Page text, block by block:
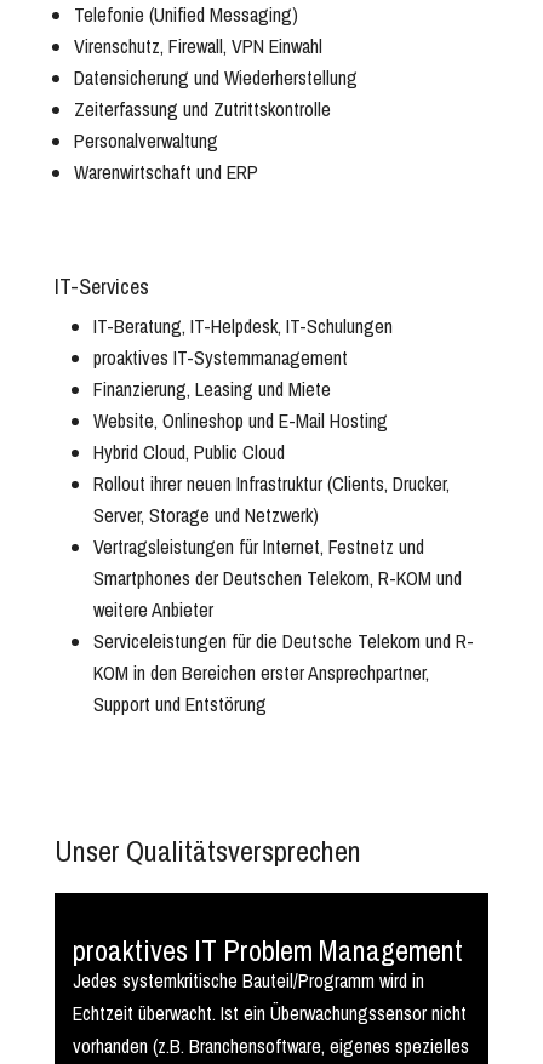
Telefonie (Unified Messaging)
Virenschutz, Firewall, VPN Einwahl
Datensicherung und Wiederherstellung
Zeiterfassung und Zutrittskontrolle
Personalverwaltung
Warenwirtschaft und ERP
IT-Services
IT-Beratung, IT-Helpdesk, IT-Schulungen
proaktives IT-Systemmanagement
Finanzierung, Leasing und Miete
Website, Onlineshop und E-Mail Hosting
Hybrid Cloud, Public Cloud
Rollout ihrer neuen Infrastruktur (Clients, Drucker,
Server, Storage und Netzwerk)
Vertragsleistungen für Internet, Festnetz und
Smartphones der Deutschen Telekom, R-KOM und
weitere Anbieter
Serviceleistungen für die Deutsche Telekom und R-
KOM in den Bereichen erster Ansprechpartner,
Support und Entstörung
Unser Qualitätsversprechen
proaktives IT Problem Management
Jedes systemkritische Bauteil/Programm wird in
Echtzeit überwacht. Ist ein Überwachungssensor nicht
vorhanden (z.B. Branchensoftware, eigenes spezielles